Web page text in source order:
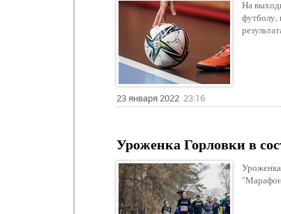
На
футболу,
23 января 2022 23:16
Уроженка Горловки в